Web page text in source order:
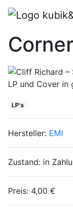
Cliff
LP und Cover in
LP's
Hersteller: EMI
Zustand: in
Preis: 4,00 €